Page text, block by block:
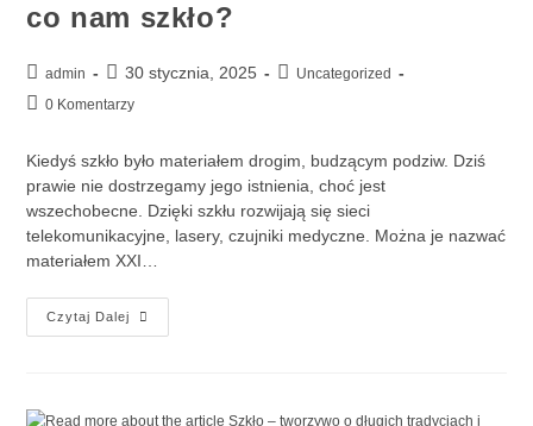
co nam szkło?
admin 30 stycznia, 2025
Uncategorized
0 Komentarzy
Kiedyś szkło było materiałem drogim, budzącym podziw. Dziś
prawie nie dostrzegamy jego istnienia, choć jest
wszechobecne. Dzięki szkłu rozwijają się sieci
telekomunikacyjne, lasery, czujniki medyczne. Można je nazwać
materiałem XXI…
Czytaj Dalej